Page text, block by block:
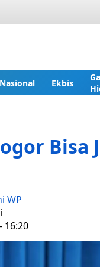
Nasional Ekbis
Bisa
WP
16:20